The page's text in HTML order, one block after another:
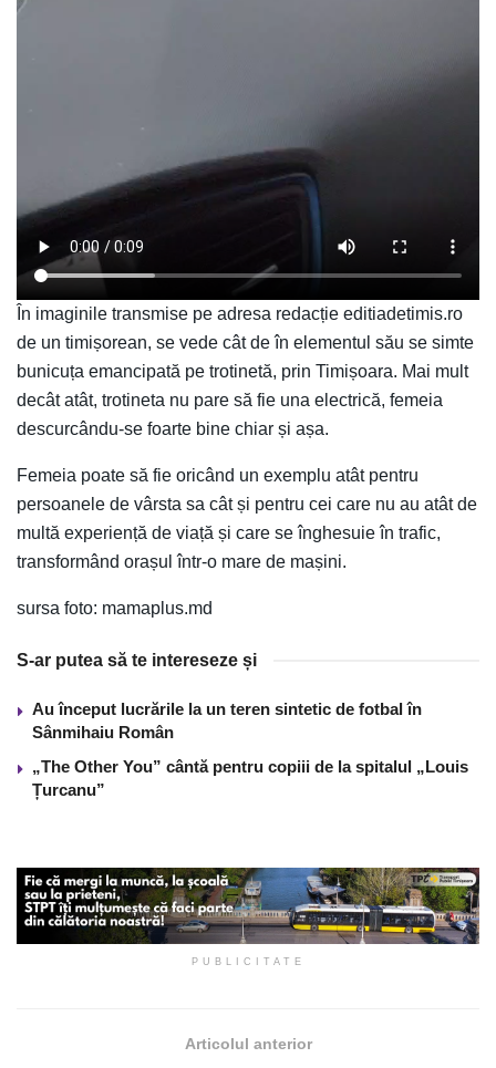
În imaginile transmise pe adresa redacție editiadetimis.ro
de un timișorean, se vede cât de în elementul său se simte
bunicuța emancipată pe trotinetă, prin Timișoara. Mai mult
decât atât, trotineta nu pare să fie una electrică, femeia
descurcându-se foarte bine chiar și așa.
Femeia poate să fie oricând un exemplu atât pentru
persoanele de vârsta sa cât și pentru cei care nu au atât de
multă experiență de viață și care se înghesuie în trafic,
transformând orașul într-o mare de mașini.
sursa foto: mamaplus.md
S-ar putea să te intereseze și
Au început lucrările la un teren sintetic de fotbal în
Sânmihaiu Român
„The Other You” cântă pentru copiii de la spitalul „Louis
Țurcanu”
PUBLICITATE
Articolul anterior